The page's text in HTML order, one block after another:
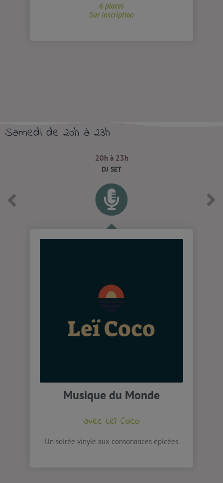
6 places
Sur inscription
Samedi de 20h à 23h
20h à 23h
DJ SET
Musique du Monde
avec Leï Coco
Un soirée vinyle aux consonances épicées